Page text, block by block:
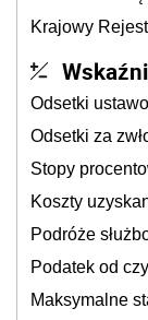
Krajowy
Odsetki
Odsetki za
Stopy
Koszty
Podróże
Podatek od
Maksymalne